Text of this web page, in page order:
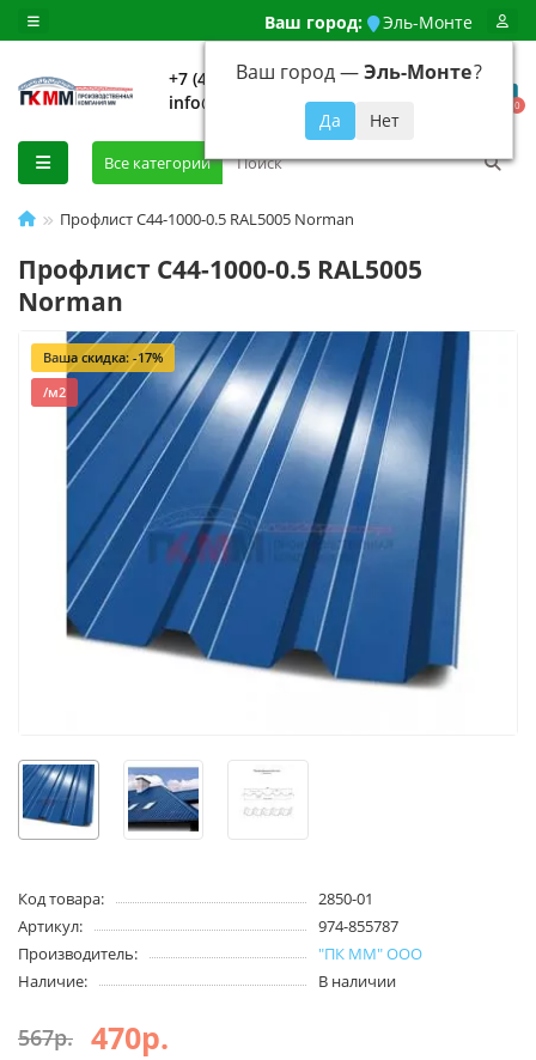
Ваш город: Эль-Монте
Ваш город —Эль-Монте?
+7 (499) 648-92-94
info@evroshtaketnikmoskva.ru
0
Все категории
Профлист С44-1000-0.5 RAL5005 Norman
Профлист С44-1000-0.5 RAL5005
Norman
Ваша скидка: -17%
/м2
Код товара:
2850-01
Артикул:
974-855787
Производитель:
"ПК ММ" ООО
Наличие:
В наличии
567р. 470р.